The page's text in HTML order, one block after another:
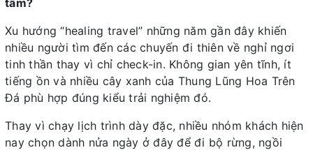
Xu hướng “healing travel” những năm gần đây khiến
nhiều người tìm đến các chuyến đi thiên về nghỉ ngơi
tinh thần thay vì chỉ check-in. Không gian yên tĩnh, ít
tiếng ồn và nhiều cây xanh của Thung Lũng Hoa Trên
Đá phù hợp đúng kiểu trải nghiệm đó.
Thay vì chạy lịch trình dày đặc, nhiều nhóm khách hiện
nay chọn dành nửa ngày ở đây để đi bộ rừng, ngồi